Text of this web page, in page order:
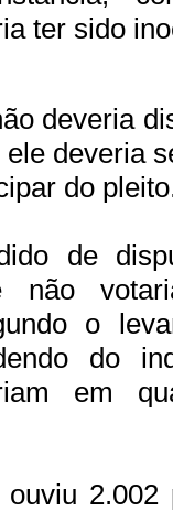
ter sido
deveria
deveria
do
de
não
o
do
em